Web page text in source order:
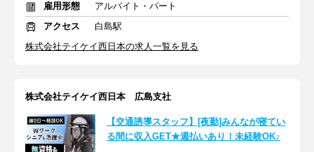
雇用形態
アルバイト・パート
アクセス
白島駅
株式会社テイケイ西日本の求人一覧を見る
株式会社テイケイ西日本 広島支社
【交通誘導スタッフ】[夜勤]みんなが寝てい
る間に収入GET★週払いあり！未経験OK♪